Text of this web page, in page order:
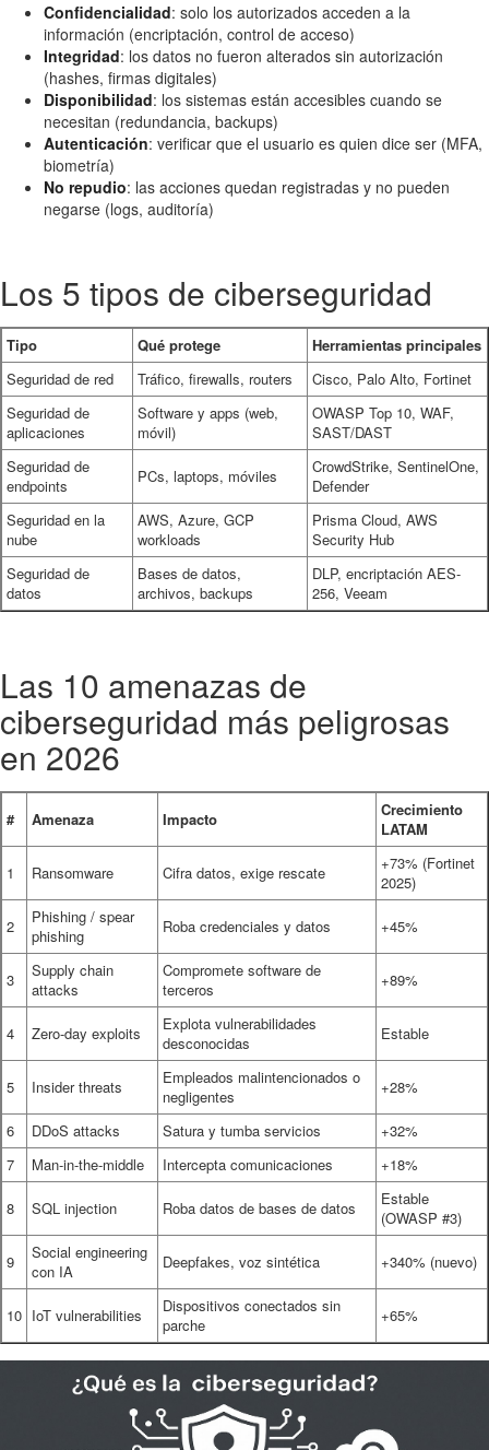
Confidencialidad: solo los autorizados acceden a la
información (encriptación, control de acceso)
Integridad: los datos no fueron alterados sin autorización
(hashes, firmas digitales)
Disponibilidad: los sistemas están accesibles cuando se
necesitan (redundancia, backups)
Autenticación: verificar que el usuario es quien dice ser (MFA,
biometría)
No repudio: las acciones quedan registradas y no pueden
negarse (logs, auditoría)
Los 5 tipos de ciberseguridad
Tipo Qué protege
Herramientas principales
Seguridad de red
Tráfico, firewalls, routers
Cisco, Palo Alto, Fortinet
Seguridad de
aplicaciones
Software y apps (web,
móvil)
OWASP Top 10, WAF,
SAST/DAST
Seguridad de
endpoints
PCs, laptops, móviles
CrowdStrike, SentinelOne,
Defender
Seguridad en la
nube
AWS, Azure, GCP
workloads
Prisma Cloud, AWS
Security Hub
Seguridad de
datos
Bases de datos,
archivos, backups
DLP, encriptación AES-
256, Veeam
Las 10 amenazas de
ciberseguridad más peligrosas
en 2026
# Amenaza Impacto
Crecimiento
LATAM
1 Ransomware Cifra datos, exige rescate
+73% (Fortinet
2025)
2
Phishing / spear
phishing
Roba credenciales y datos +45%
3
Supply chain
attacks
Compromete software de
terceros
+89%
4 Zero-day exploits
Explota vulnerabilidades
desconocidas
Estable
5 Insider threats
Empleados malintencionados o
negligentes
+28%
6 DDoS attacks Satura y tumba servicios
+32%
7
Man-in-the-middle Intercepta comunicaciones +18%
8 SQL injection Roba datos de bases de datos
Estable
(OWASP #3)
9
Social engineering
con IA
Deepfakes, voz sintética +340% (nuevo)
10 IoT vulnerabilities
Dispositivos conectados sin
parche
+65%